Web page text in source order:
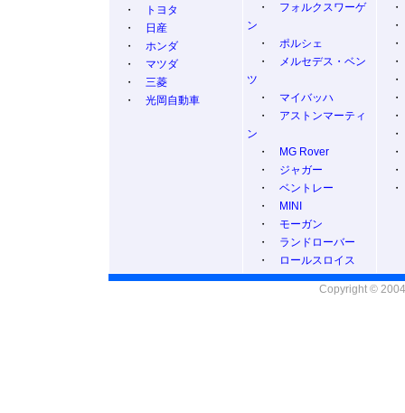
・
トヨタ
・
日産
・ ホンダ
・ マツダ
・ 三菱
・ 光岡自動車
・ フォルクスワーゲ
ン
・ ポルシェ
・
メルセデス・ベン
ツ
・ マイバッハ
・ アストンマーティ
ン
・
MG Rover
・ ジャガー
・ ベントレー
・
MINI
・ モーガン
・ ランドローバー
・
ロールスロイス
Copyright ©